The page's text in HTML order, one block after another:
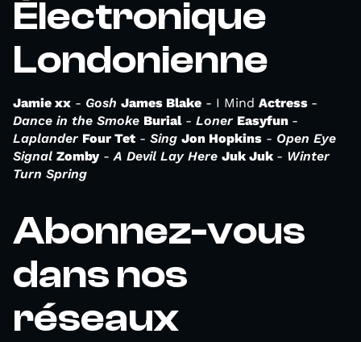
Électronique
Londonienne
Jamie xx - Gosh James Blake - I Mind Actress -
Dance in the Smoke Burial- Loner Easyfun -
Laplander Four Tet - Sing Jon Hopkins - Open Eye
Signal Zomby-A Devil Lay Here Juk Juk - Winter
Turn Spring
Abonnez-vous
dans nos
réseaux